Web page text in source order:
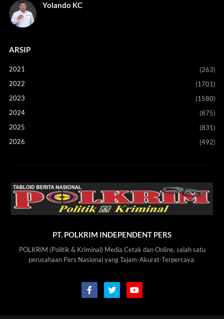
Yolando KC
ARSIP
2021
(263)
2022
(1701)
2023
(1580)
2024
(875)
2025
(831)
2026
(492)
PT. POLKRIM INDEPENDENT PERS
POLKRIM (Politik & Kriminal) Media Cetak dan Online, salah satu
perusahaan Pers Nasional yang Tajam-Akurat-Terpercaya.